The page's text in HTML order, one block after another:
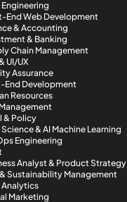
End Web Development
& Accounting
& Banking
Chain Management
UI/UX
Assurance
End Development
Resources
& Policy
& AI Machine Learning
Engineering
Analyst & Product Strategy
Sustainability Management
Marketing